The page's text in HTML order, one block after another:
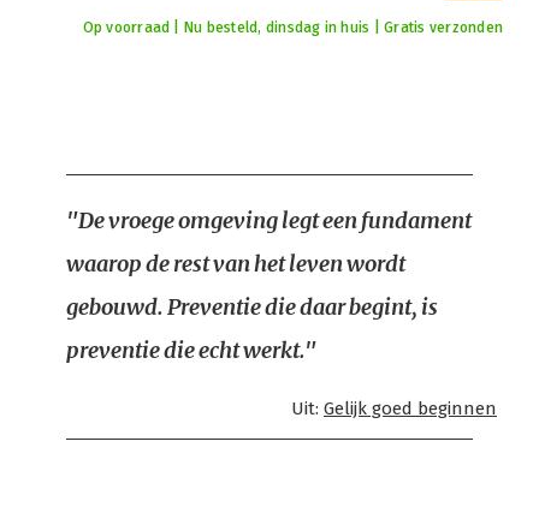
Op voorraad | Nu besteld, dinsdag in huis | Gratis verzonden
"De vroege omgeving legt een fundament
waarop de rest van het leven wordt
gebouwd. Preventie die daar begint, is
preventie die echt werkt."
Uit: Gelijk goed beginnen